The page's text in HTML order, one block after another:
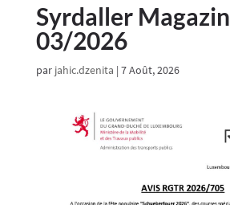
Syrdaller Magazin
03/2026
par jahic.dzenita | 7 Août, 2026